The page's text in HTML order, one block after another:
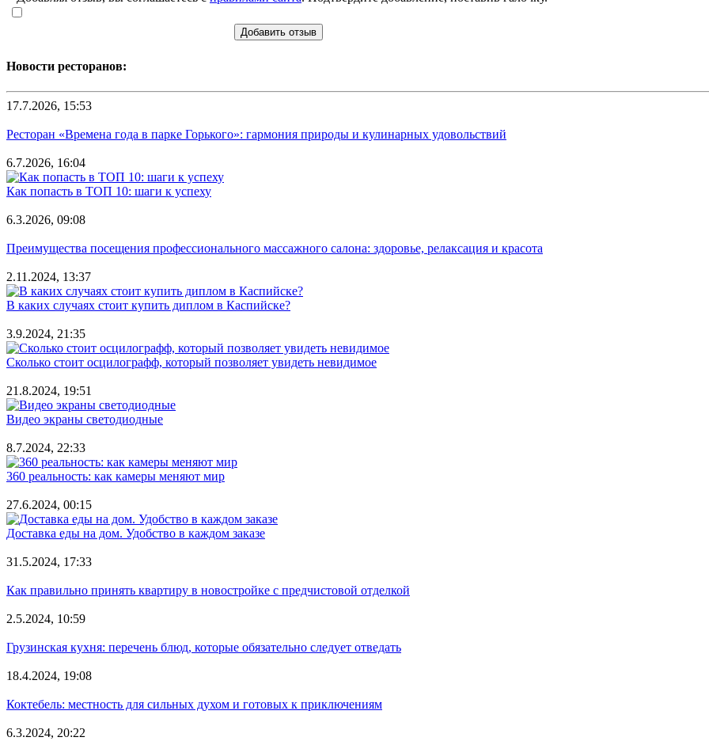
Добавить отзыв
Новости ресторанов:
17.7.2026, 15:53
Ресторан «Времена года в парке Горького»: гармония природы и кулинарных удовольствий
6.7.2026, 16:04
Как попасть в ТОП 10: шаги к успеху
6.3.2026, 09:08
Преимущества посещения профессионального массажного салона: здоровье, релаксация и красота
2.11.2024, 13:37
В каких случаях стоит купить диплом в Каспийске?
3.9.2024, 21:35
Сколько стоит осцилографф, который позволяет увидеть невидимое
21.8.2024, 19:51
Видео экраны светодиодные
8.7.2024, 22:33
360 реальность: как камеры меняют мир
27.6.2024, 00:15
Доставка еды на дом. Удобство в каждом заказе
31.5.2024, 17:33
Как правильно принять квартиру в новостройке с предчистовой отделкой
2.5.2024, 10:59
Грузинская кухня: перечень блюд, которые обязательно следует отведать
18.4.2024, 19:08
Коктебель: местность для сильных духом и готовых к приключениям
6.3.2024, 20:22